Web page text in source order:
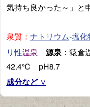
気持ち良かった～」と
泉質： ナトリウム-塩化
リ性温泉 源泉 ：猿
42.4℃ pH8.7
成分など